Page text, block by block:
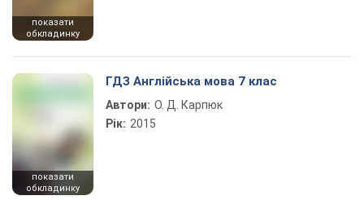
показати
обкладинку
показати
обкладинку
ГДЗ Англійська мова 7 клас
Автори: О. Д. Карпюк
Рік: 2015